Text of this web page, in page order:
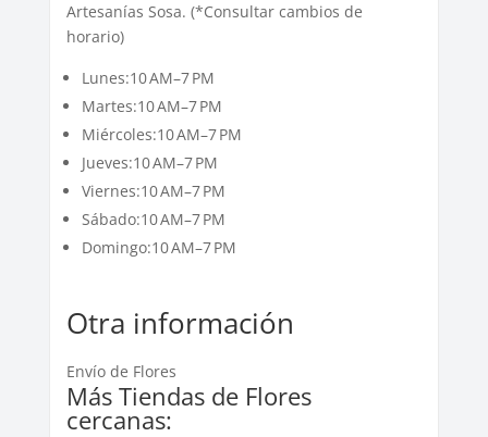
Artesanías Sosa. (*Consultar cambios de
horario)
Lunes:10 AM–7 PM
Martes:10 AM–7 PM
Miércoles:10 AM–7 PM
Jueves:10 AM–7 PM
Viernes:10 AM–7 PM
Sábado:10 AM–7 PM
Domingo:10 AM–7 PM
Otra información
Envío de Flores
Más Tiendas de Flores
cercanas: